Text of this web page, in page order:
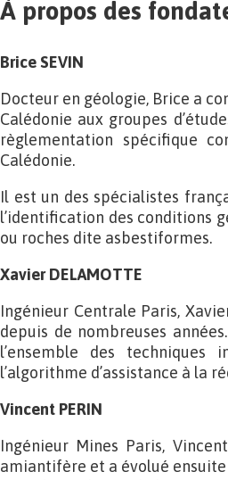
À propos des
Brice SEVIN
Docteur en géologie, Brice a
Calédonie aux groupes
règlementation spécifique
Calédonie.
Il est un des spécialistes
l’identification des conditions
ou roches dite asbestiformes.
Xavier DELAMOTTE
Ingénieur Centrale Paris,
depuis de nombreuses
l’ensemble des techniques
l’algorithme d’assistance à la
Vincent PERIN
Ingénieur Mines Paris,
amiantifère et a évolué ensuite